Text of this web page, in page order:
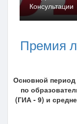
Консультации
Премия
Основной период
по
(ГИА - 9) и